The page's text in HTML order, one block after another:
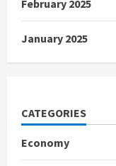
February 2025
January 2025
CATEGORIES
Economy